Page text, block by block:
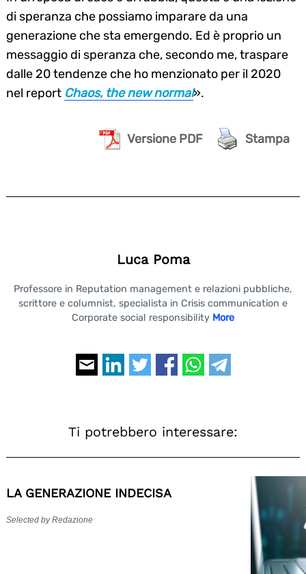
di speranza che possiamo imparare da una
generazione che sta emergendo. Ed è proprio un
messaggio di speranza che, secondo me, traspare
dalle 20 tendenze che ho menzionato per il 2020
nel report Chaos, the new normal».
Versione PDF Stampa
Luca Poma
Professore in Reputation management e relazioni pubbliche,
scrittore e columnist, specialista in Crisis communication e
Corporate social responsibility More
Ti potrebbero interessare:
LA GENERAZIONE INDECISA
Selected by Redazione